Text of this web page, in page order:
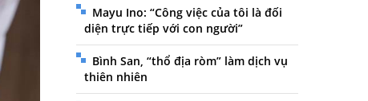
Mayu Ino: “Công việc của tôi là đối
diện trực tiếp với con người”
Bình San, “thổ địa ròm” làm dịch vụ
thiên nhiên